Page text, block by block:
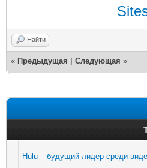
Найти
« Предыдущая Следующая »
Hulu – будущий лидер среди